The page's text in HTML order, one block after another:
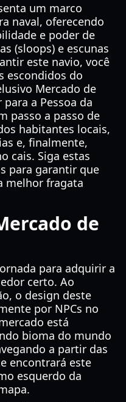
um marco
naval, oferecendo
e poder de
(sloops) e escunas
este navio, você
escondidos do
Mercado de
a Pessoa da
passo a passo de
habitantes locais,
e, finalmente,
cais. Siga estas
para garantir que
melhor fragata
de
para adquirir a
certo. Ao
o design deste
por NPCs no
está
bioma do mundo
a partir das
encontrará este
esquerdo da